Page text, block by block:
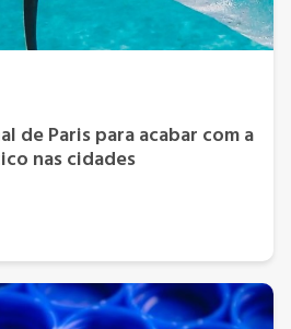
de Paris para acabar com a
nas cidades